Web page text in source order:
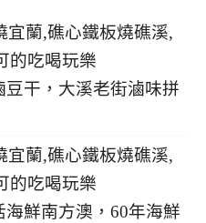
豆干，大溪老街滷味拼
海鮮南方澳，60年海鮮